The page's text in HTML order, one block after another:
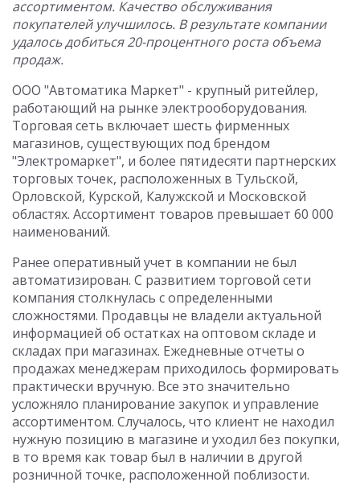
ассортиментом. Качество обслуживания
покупателей улучшилось. В результате компании
удалось добиться 20-процентного роста объема
продаж.
ООО "Автоматика Маркет" - крупный ритейлер,
работающий на рынке электрооборудования.
Торговая сеть включает шесть фирменных
магазинов, существующих под брендом
"Электромаркет", и более пятидесяти партнерских
торговых точек, расположенных в Тульской,
Орловской, Курской, Калужской и Московской
областях. Ассортимент товаров превышает 60 000
наименований.
Ранее оперативный учет в компании не был
автоматизирован. С развитием торговой сети
компания столкнулась с определенными
сложностями. Продавцы не владели актуальной
информацией об остатках на оптовом складе и
складах при магазинах. Ежедневные отчеты о
продажах менеджерам приходилось формировать
практически вручную. Все это значительно
усложняло планирование закупок и управление
ассортиментом. Случалось, что клиент не находил
нужную позицию в магазине и уходил без покупки,
в то время как товар был в наличии в другой
розничной точке, расположенной поблизости.